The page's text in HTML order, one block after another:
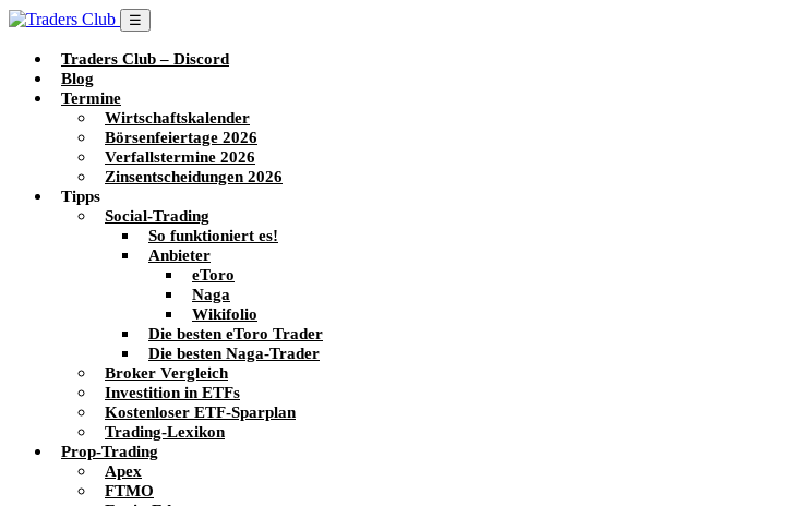
☰
Traders Club – Discord
Blog
Termine
Wirtschaftskalender
Börsenfeiertage 2026
Verfallstermine 2026
Zinsentscheidungen 2026
Tipps
Social-Trading
So funktioniert es!
Anbieter
eToro
Naga
Wikifolio
Die besten eToro Trader
Die besten Naga-Trader
Broker Vergleich
Investition in ETFs
Kostenloser ETF-Sparplan
Trading-Lexikon
Prop-Trading
Apex
FTMO